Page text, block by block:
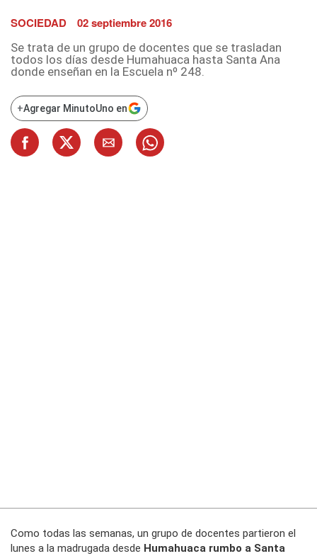
SOCIEDAD 02 septiembre 2016
Se trata de un grupo de docentes que se trasladan
todos los días desde Humahuaca hasta Santa Ana
donde enseñan en la Escuela nº 248.
+Agregar MinutoUno en
Como todas las semanas, un grupo de docentes partieron el
lunes a la madrugada desde Humahuaca rumbo a Santa